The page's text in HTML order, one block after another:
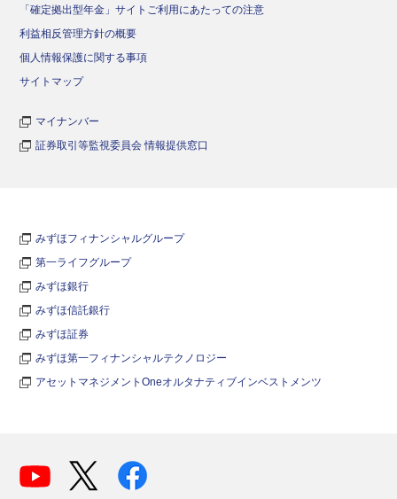
「確定拠出型年金」サイトご利用にあたっての注意
利益相反管理方針の概要
個人情報保護に関する事項
サイトマップ
マイナンバー
証券取引等監視委員会 情報提供窓口
みずほフィナンシャルグループ
第一ライフグループ
みずほ銀行
みずほ信託銀行
みずほ証券
みずほ第一フィナンシャルテクノロジー
アセットマネジメントOneオルタナティブインベストメンツ